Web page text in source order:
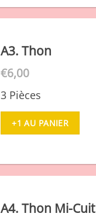
A3. Thon
€6,00
3 Pièces
+1 AU PANIER
A4. Thon Mi-Cuit